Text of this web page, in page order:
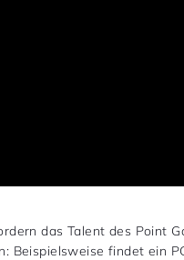
das Talent des Point
Beispielsweise findet ein